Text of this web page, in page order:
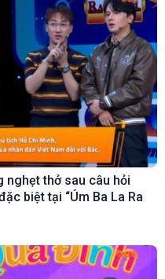
nghẹt thở sau câu hỏi
biệt tại “Úm Ba La Ra